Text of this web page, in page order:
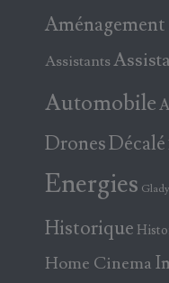
Assistants
Automobile
DronesDécalé
Energies
Historique
Home Cinema